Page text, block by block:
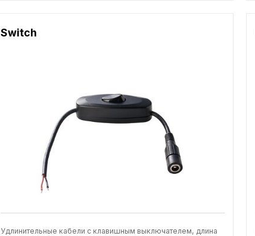
Switch
Удлинительные кабели с клавишным выключателем, длина